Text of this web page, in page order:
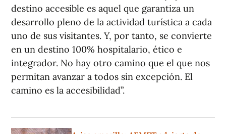
destino accesible es aquel que garantiza un
desarrollo pleno de la actividad turística a cada
uno de sus visitantes. Y, por tanto, se convierte
en un destino 100% hospitalario, ético e
integrador. No hay otro camino que el que nos
permitan avanzar a todos sin excepción. El
camino es la accesibilidad”.